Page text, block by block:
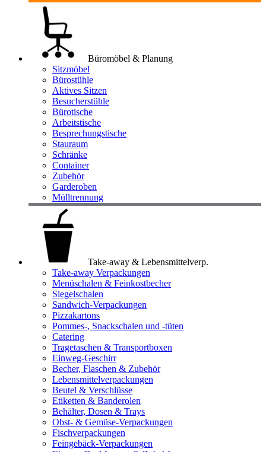
Büromöbel & Planung
Sitzmöbel
Bürostühle
Aktives Sitzen
Besucherstühle
Bürotische
Arbeitstische
Besprechungstische
Stauraum
Schränke
Container
Zubehör
Garderoben
Mülltrennung
Take-away & Lebensmittelverp.
Take-away Verpackungen
Menüschalen & Feinkostbecher
Siegelschalen
Sandwich-Verpackungen
Pizzakartons
Pommes-, Snackschalen und -tüten
Catering
Tragetaschen & Transportboxen
Einweg-Geschirr
Becher, Flaschen & Zubehör
Lebensmittelverpackungen
Beutel & Verschlüsse
Etiketten & Banderolen
Behälter, Dosen & Trays
Obst- & Gemüse-Verpackungen
Fischverpackungen
Feingebäck-Verpackungen